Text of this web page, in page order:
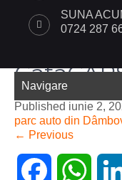
SUNA
0724 287
Navigare
Published iunie 2,
parc auto din
← Previous